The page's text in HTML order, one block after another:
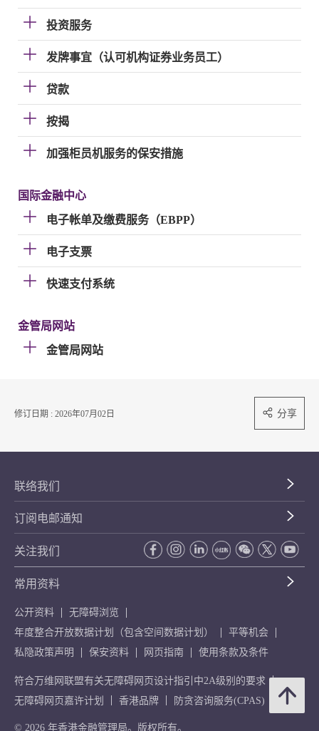
投资服务
发牌事宜（认可机构证券业务员工）
贷款
按揭
加强柜员机服务的保安措施
国际金融中心
电子帐单及缴费服务（EBPP）
电子支票
快速支付系统
金管局网站
金管局网站
修订日期 : 2026年07月02日 分享
联络我们
订阅电邮通知
关注我们
常用资料
公开资料
无障碍浏览
年度整合开放数据计划（包含空间数据计划）
平等机会
私隐政策声明
保安资料 网页指南 使用条款及条件
符合万维网联盟有关无障碍网页设计指引中2A级别的要求
无障碍网页嘉许计划
香港品牌 防贪咨询服务(CPAS)
© 2026 年香港金融管理局。版权所有。